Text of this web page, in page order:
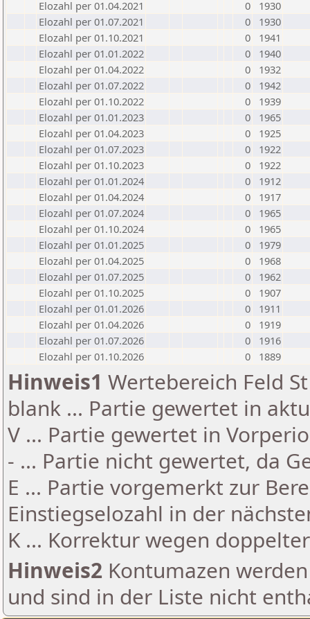
Elozahl per 01.04.2021
0
1930
Elozahl per 01.07.2021
0
1930
Elozahl per 01.10.2021
0
1941
Elozahl per 01.01.2022
0
1940
Elozahl per 01.04.2022
0
1932
Elozahl per 01.07.2022
0
1942
Elozahl per 01.10.2022
0
1939
Elozahl per 01.01.2023
0
1965
Elozahl per 01.04.2023
0
1925
Elozahl per 01.07.2023
0
1922
Elozahl per 01.10.2023
0
1922
Elozahl per 01.01.2024
0
1912
Elozahl per 01.04.2024
0
1917
Elozahl per 01.07.2024
0
1965
Elozahl per 01.10.2024
0
1965
Elozahl per 01.01.2025
0
1979
Elozahl per 01.04.2025
0
1968
Elozahl per 01.07.2025
0
1962
Elozahl per 01.10.2025
0
1907
Elozahl per 01.01.2026
0
1911
Elozahl per 01.04.2026
0
1919
Elozahl per 01.07.2026
0
1916
Elozahl per 01.10.2026
0 1889
Hinweis1 Wertebereich Feld
blank ... Partie gewertet in
V ... Partie gewertet in
- ... Partie nicht gewertet, da
E ... Partie vorgemerkt zur
Einstiegselozahl in der
K ... Korrektur wegen
Hinweis2 Kontumazen
und sind in der Liste nicht